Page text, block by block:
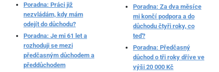
Poradna: Práci již
nezvládám, kdy mám
odejít do důchodu?
Poradna: Je mi 61 let a
rozhoduji se mezi
předčasným důchodem a
předdůchodem
Poradna: Za dva měsíce
mi končí podpora a do
důchodu čtyři roky, co
teď?
Poradna: Předčasný
důchod o tři roky dříve ve
výši 20 000 Kč